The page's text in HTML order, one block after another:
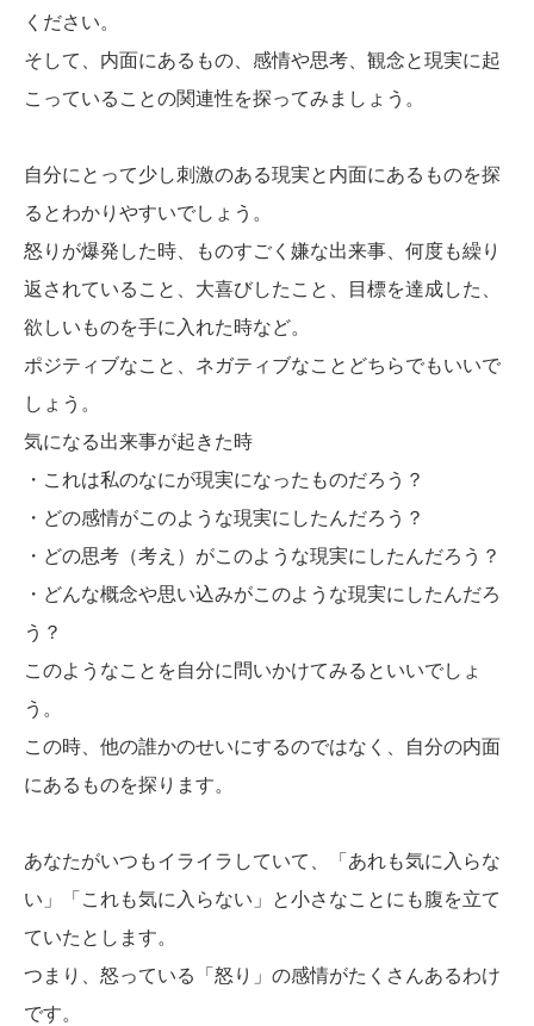
ください。
そして、内面にあるもの、感情や思考、観念と現実に起
こっていることの関連性を探ってみましょう。
自分にとって少し刺激のある現実と内面にあるものを探
るとわかりやすいでしょう。
怒りが爆発した時、ものすごく嫌な出来事、何度も繰り
返されていること、大喜びしたこと、目標を達成した、
欲しいものを手に入れた時など。
ポジティブなこと、ネガティブなことどちらでもいいで
しょう。
気になる出来事が起きた時
・これは私のなにが現実になったものだろう？
・どの感情がこのような現実にしたんだろう？
・どの思考（考え）がこのような現実にしたんだろう？
・どんな概念や思い込みがこのような現実にしたんだろ
う？
このようなことを自分に問いかけてみるといいでしょ
う。
この時、他の誰かのせいにするのではなく、自分の内面
にあるものを探ります。
あなたがいつもイライラしていて、「あれも気に入らな
い」「これも気に入らない」と小さなことにも腹を立て
ていたとします。
つまり、怒っている「怒り」の感情がたくさんあるわけ
です。